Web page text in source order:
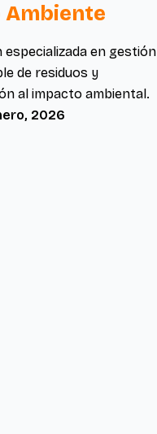
Ambiente
especializada en gestión
de residuos y
al impacto ambiental.
2026